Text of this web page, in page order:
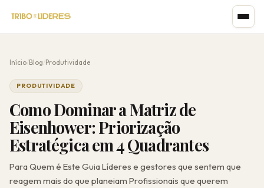
Início /Blog /Produtividade
PRODUTIVIDADE
Como Dominar a Matriz de
Eisenhower: Priorização
Estratégica em 4 Quadrantes
Para Quem é Este Guia Líderes e gestores que sentem que
reagem mais do que planeiam Profissionais que querem